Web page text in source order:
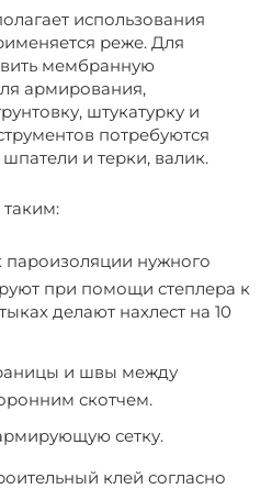
использования
реже. Для
мембранную
армирования,
штукатурку и
потребуются
и терки, валик.
пароизоляции нужного
при помощи степлера к
делают нахлест на 10
и швы между
скотчем.
сетку.
клей согласно